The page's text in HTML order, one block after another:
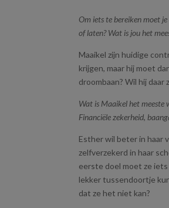
Om iets te bereiken moet
of laten? Wat is jou het
Maaikel zijn huidige
krijgen, maar hij moet
droombaan? Wil hij daar
Wat is Maaikel het meeste
Financiële zekerheid,
Esther wil beter in haar
zelfverzekerd in haar
eerste doel moet ze
lekker tussendoortje
dat ze het niet kan?